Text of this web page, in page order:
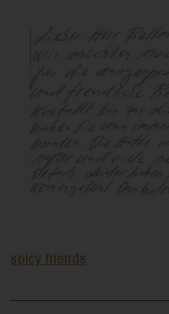
spicy friends